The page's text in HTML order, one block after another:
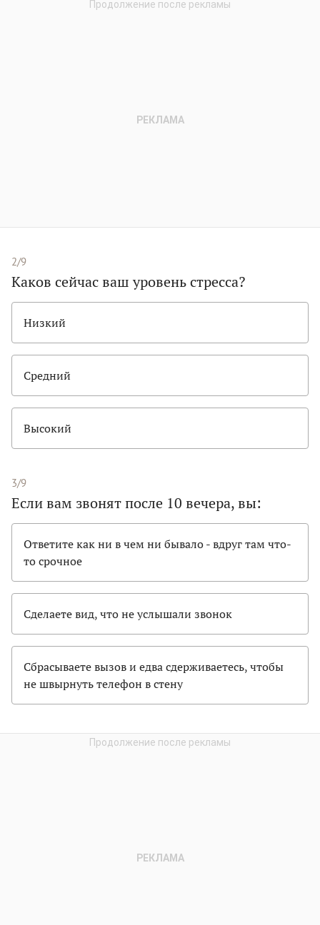
2/9
Каков сейчас ваш уровень стресса?
Низкий
Средний
Высокий
3/9
Если вам звонят после 10 вечера, вы:
Ответите как ни в чем ни бывало - вдруг там что-
то срочное
Сделаете вид, что не услышали звонок
Сбрасываете вызов и едва сдерживаетесь, чтобы
не швырнуть телефон в стену